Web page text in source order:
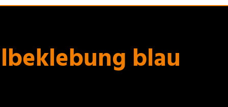
blau